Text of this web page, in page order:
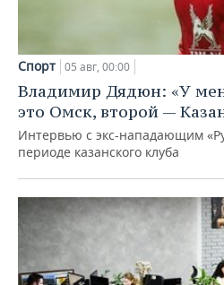
Спорт 05 авг, 00:00
Владимир Дядюн: «У
это Омск, второй —
Интервью с экс-нападающим
периоде казанского клуба